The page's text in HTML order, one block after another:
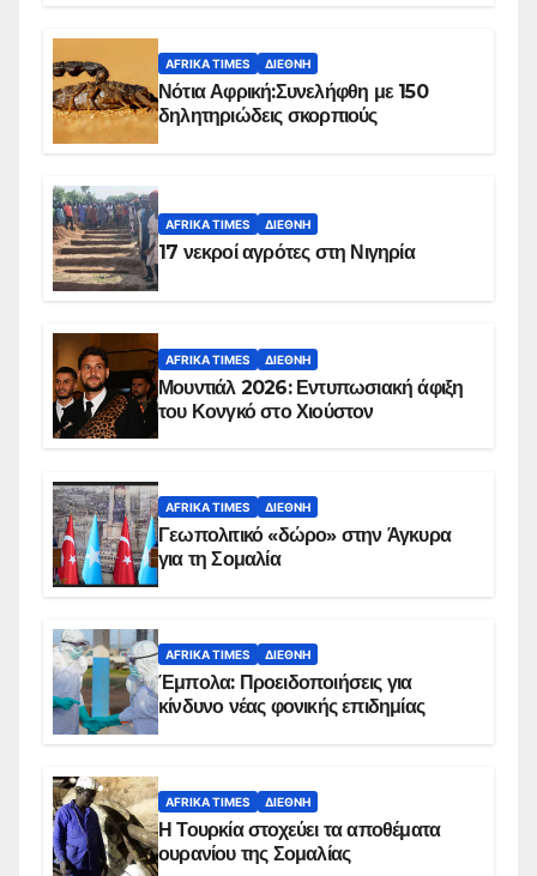
AFRIKA TIMES ΔΙΕΘΝΉ
Νότια Αφρική:Συνελήφθη με 150
δηλητηριώδεις σκορπιούς
AFRIKA TIMES ΔΙΕΘΝΉ
17 νεκροί αγρότες στη Νιγηρία
AFRIKA TIMES ΔΙΕΘΝΉ
Μουντιάλ 2026: Εντυπωσιακή άφιξη
του Κονγκό στο Χιούστον
AFRIKA TIMES ΔΙΕΘΝΉ
Γεωπολιτικό «δώρο» στην Άγκυρα
για τη Σομαλία
AFRIKA TIMES ΔΙΕΘΝΉ
Έμπολα: Προειδοποιήσεις για
κίνδυνο νέας φονικής επιδημίας
AFRIKA TIMES ΔΙΕΘΝΉ
Η Τουρκία στοχεύει τα αποθέματα
ουρανίου της Σομαλίας